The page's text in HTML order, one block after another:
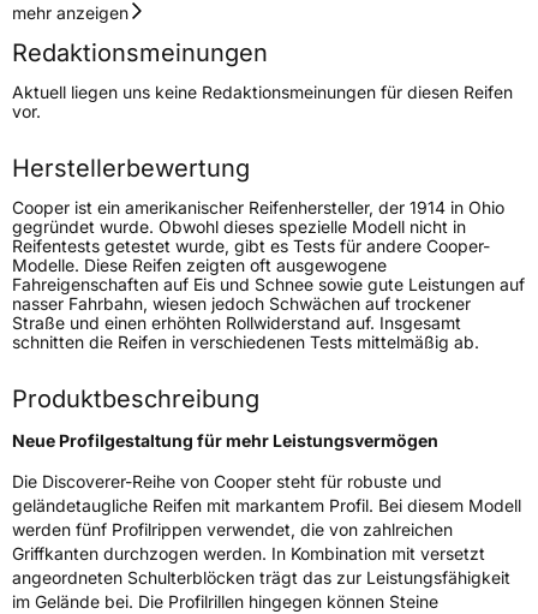
Geschwindigkeitsindex
Höchstgeschwindigkeit
190 km/h
Lastindex117
Höchstlast1285 kg
Gewicht (in kg)
20,62 kg
Generelle Merkmale
FahrzeugtypSUV
VerwendungGanzjahresreifen
FahrzeugartPKW & SUV
Weitere Eigenschaften
SchlauchtypTL
ZustandNeureifen
mehr anzeigen
Redaktionsmeinungen
Aktuell liegen uns keine Redaktionsmeinungen für diesen Reifen
vor.
Herstellerbewertung
Cooper ist ein amerikanischer Reifenhersteller, der 1914 in Ohio
gegründet wurde. Obwohl dieses spezielle Modell nicht in
Reifentests getestet wurde, gibt es Tests für andere Cooper-
Modelle. Diese Reifen zeigten oft ausgewogene
Fahreigenschaften auf Eis und Schnee sowie gute Leistungen auf
nasser Fahrbahn, wiesen jedoch Schwächen auf trockener
Straße und einen erhöhten Rollwiderstand auf. Insgesamt
schnitten die Reifen in verschiedenen Tests mittelmäßig ab.
Produktbeschreibung
Neue Profilgestaltung für mehr Leistungsvermögen
Die Discoverer-Reihe von Cooper steht für robuste und
geländetaugliche Reifen mit markantem Profil. Bei diesem Modell
werden fünf Profilrippen verwendet, die von zahlreichen
Griffkanten durchzogen werden. In Kombination mit versetzt
angeordneten Schulterblöcken trägt das zur Leistungsfähigkeit
im Gelände bei. Die Profilrillen hingegen können Steine